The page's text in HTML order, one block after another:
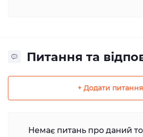
Питання та
+ Додати питання
Немає питань про даний